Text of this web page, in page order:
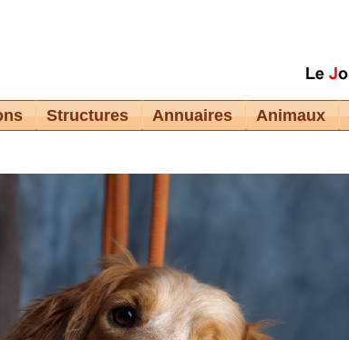
Structures Annuaires Animaux